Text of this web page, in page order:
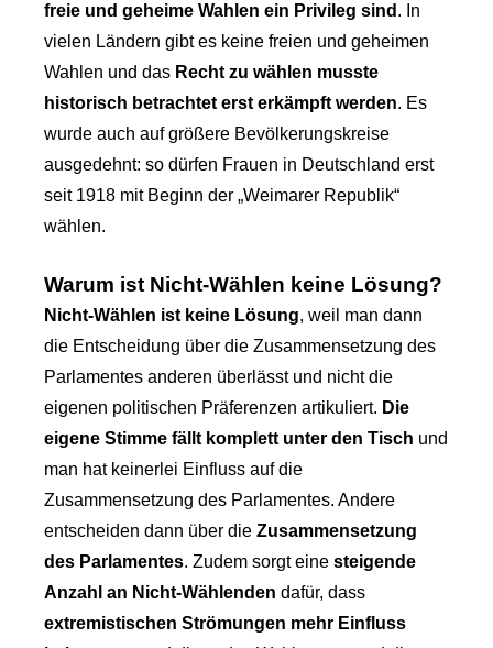
freie und geheime Wahlen ein Privileg sind . In
vielen Ländern gibt es keine freien und geheimen
Wahlen und das Recht zu wählen musste
historisch betrachtet erst erkämpft werden. Es
wurde auch auf größere Bevölkerungskreise
ausgedehnt: so dürfen Frauen in Deutschland erst
seit 1918 mit Beginn der „Weimarer Republik“
wählen.
Warum ist Nicht-Wählen keine Lösung?
Nicht-Wählen ist keine Lösung, weil man dann
die Entscheidung über die Zusammensetzung des
Parlamentes anderen überlässt und nicht die
eigenen politischen Präferenzen artikuliert. Die
eigene Stimme fällt komplett unter den Tisch und
man hat keinerlei Einfluss auf die
Zusammensetzung des Parlamentes. Andere
entscheiden dann über die Zusammensetzung
des Parlamentes. Zudem sorgt eine steigende
Anzahl an Nicht-Wählenden dafür, dass
extremistischen Strömungen mehr Einfluss